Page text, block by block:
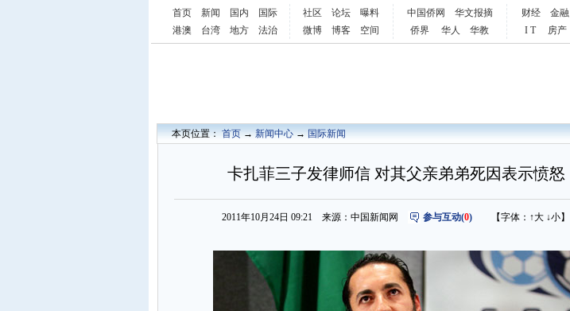
首页 新闻 国内
国际
港澳
台湾 地方 法治
社区 论坛
曝料
微博
博客 空间
中国侨网
华文报摘
侨界
华人 华教
财经 金融
I T
房产
本页位置：首页→新闻中心→国际新闻
卡扎菲三子发律师信 对其父亲弟弟死因表示愤怒
2011年10月24日 09:21 来源：中国新闻网 参与互动(0) 【字体： ↑大 ↓小】